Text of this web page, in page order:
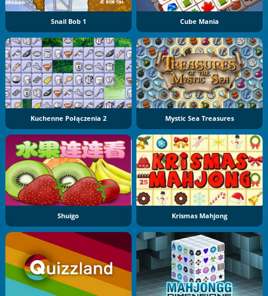
Snail Bob 1 Cube Mania
Kuchenne Połączenia 2 Mystic Sea Treasures
Shuigo Krismas Mahjong